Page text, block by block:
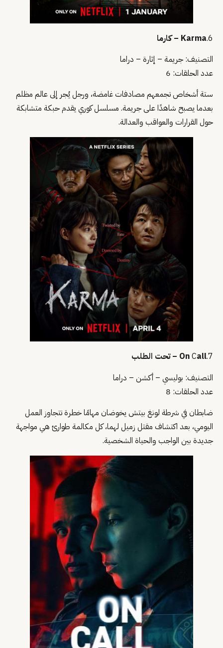
6.Karma – كارما
التصنيف: جريمة – إثارة – دراما
عدد الحلقات: 6
ستة أشخاص تجمعهم مصادفات غامضة، ورجل يُجر إلى عالم مظلم
بعدما يصبح شاهدًا على جريمة. مسلسل كوري يقدم حبكة متشابكة
حول القرارات والعواقب والعدالة.
7.
OnCall – تحت الطلب
التصنيف: بوليسي – أكشن – دراما
عدد الحلقات: 8
ضابطان في شرطة لونغ بيتش يخوضان مهامًا خطرة تتجاوز العمل
اليومي، بعد اكتشاف مقتل زميل لهما، كل مكالمة طوارئ هي مواجهة
جديدة بين الواجب والحياة الشخصية.